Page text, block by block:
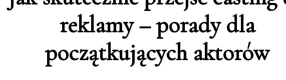
reklamy – porady dla
początkujących aktorów